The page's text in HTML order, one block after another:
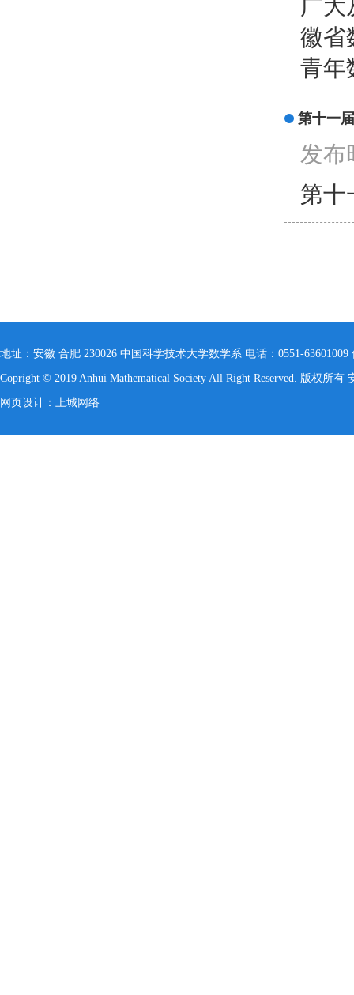
广大
徽省
青年
第十一
发布
第十
地址：安徽 合肥 230026 中国科学技术大学数学系 电话：0551-63601009
Copright © 2019 Anhui Mathematical Society All Right Reserved. 版权所有
网页设计：上城网络